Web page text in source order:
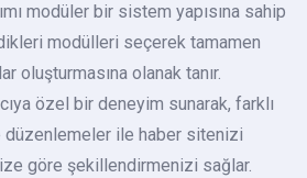
modüler bir sistem yapısına sahip
modülleri seçerek tamamen
oluşturmasına olanak tanır.
özel bir deneyim sunarak, farklı
düzenlemeler ile haber sitenizi
göre şekillendirmenizi sağlar.